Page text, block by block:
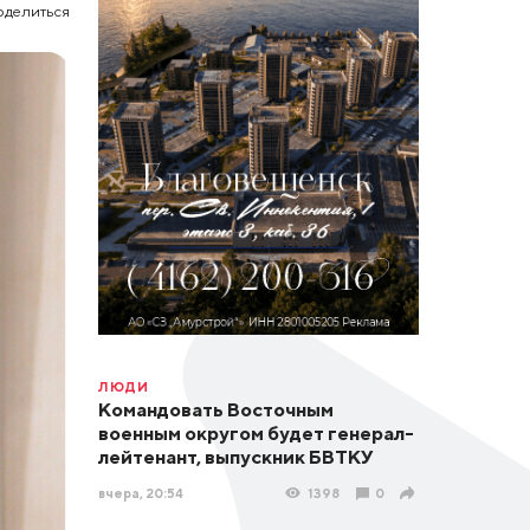
ЛЮДИ
Командовать Восточным
военным округом будет генерал-
лейтенант, выпускник БВТКУ
вчера, 20:54 1398 0